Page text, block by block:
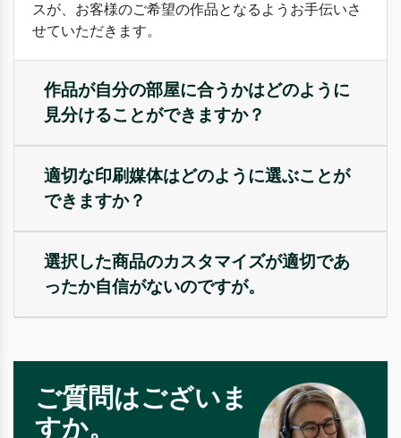
スが、お客様のご希望の作品となるようお手伝いさ
せていただきます。
作品が自分の部屋に合うかはどのように
見分けることができますか？
適切な印刷媒体はどのように選ぶことが
できますか？
選択した商品のカスタマイズが適切であ
ったか自信がないのですが。
ご質問はございま
すか。